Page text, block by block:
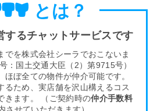
とは？
するチャットサービスです
でを株式会社シーラでおこないま
：国土交通大臣（2）第9715号）
ほぼ全ての物件が仲介可能です。
るため、実店舗を沢山構える コス
きます。 （ご契約時の仲介手数料
させていただきます）